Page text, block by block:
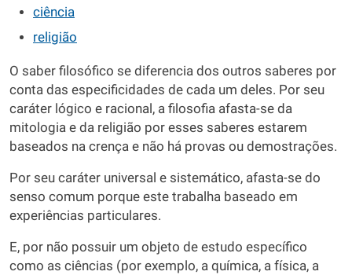
ciência
religião
O saber filosófico se diferencia dos outros saberes por
conta das especificidades de cada um deles. Por seu
caráter lógico e racional, a filosofia afasta-se da
mitologia e da religião por esses saberes estarem
baseados na crença e não há provas ou demostrações.
Por seu caráter universal e sistemático, afasta-se do
senso comum porque este trabalha baseado em
experiências particulares.
E, por não possuir um objeto de estudo específico
como as ciências (por exemplo, a química, a física, a